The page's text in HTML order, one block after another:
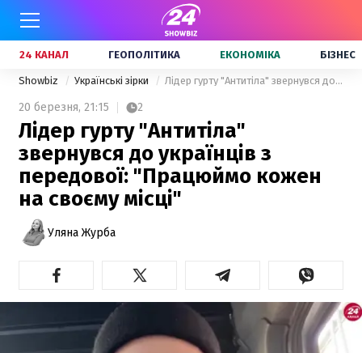
24 КАНАЛ ГЕОПОЛІТИКА ЕКОНОМІКА БІЗНЕС
Showbiz Українські зірки Лідер гурту "Антитіла" звернувся до українців з передової: "Працюймо кожен на своєму місці"
20 березня, 21:15 2
Лідер гурту "Антитіла"
звернувся до українців з
передової: "Працюймо кожен
на своєму місці"
Уляна Журба